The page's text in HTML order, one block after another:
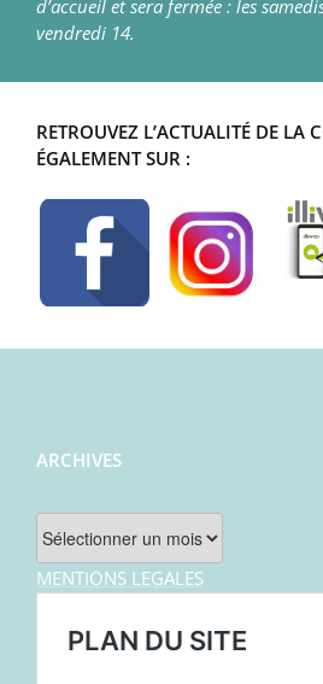
d’accueil et sera fermée : les
vendredi 14.
RETROUVEZ L’ACTUALITÉ DE LA
ÉGALEMENT SUR :
ARCHIVES
Archives
MENTIONS LEGALES